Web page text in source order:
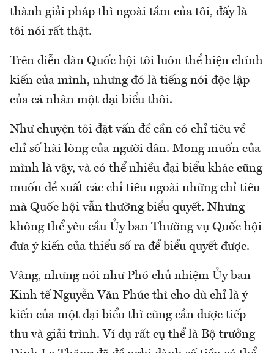
thành giải pháp thì ngoài tầm của tôi, đấy là
tôi nói rất thật.
Trên diễn đàn Quốc hội tôi luôn thể hiện chính
kiến của mình, nhưng đó là tiếng nói độc lập
của cá nhân một đại biểu thôi.
Như chuyện tôi đặt vấn đề cần có chỉ tiêu về
chỉ số hài lòng của người dân. Mong muốn của
mình là vậy, và có thể nhiều đại biểu khác cũng
muốn đề xuất các chỉ tiêu ngoài những chỉ tiêu
mà Quốc hội vẫn thường biểu quyết. Nhưng
không thể yêu cầu Ủy ban Thường vụ Quốc hội
đưa ý kiến của thiểu số ra để biểu quyết được.
Vâng, nhưng nói như Phó chủ nhiệm Ủy ban
Kinh tế Nguyễn Văn Phúc thì cho dù chỉ là ý
kiến của một đại biểu thì cũng cần được tiếp
thu và giải trình. Ví dụ rất cụ thể là Bộ trưởng